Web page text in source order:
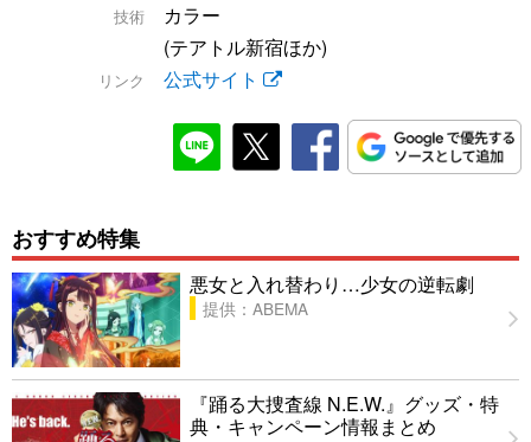
技術
カラー
(テアトル新宿ほか)
リンク 公式サイト
おすすめ特集
悪女と入れ替わり…少女の逆転劇
提供：ABEMA
『踊る大捜査線 N.E.W.』グッズ・特
典・キャンペーン情報まとめ